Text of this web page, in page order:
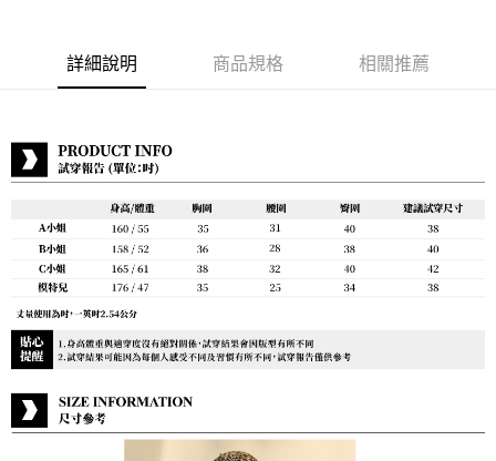
詳細說明 商品規格 相關推薦